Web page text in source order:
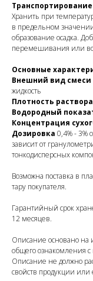
Хранить при
в предельном
образование осадка.
перемешивания или
Основные
Внешний вид
жидкость
Плотность
Водородный
Концентрация
Дозировка 0,4% - 3%
зависит от
тонкодисперсных
Возможна поставка в
тару покупателя.
Гарантийный срок
12 месяцев.
Описание основано на
общего ознакомления
Описание не должно
свойств продукции